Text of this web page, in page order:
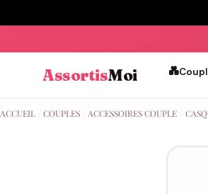
AssortisMoi 💑
ACCUEIL COUPLES ACCESSOIRES COUPLE